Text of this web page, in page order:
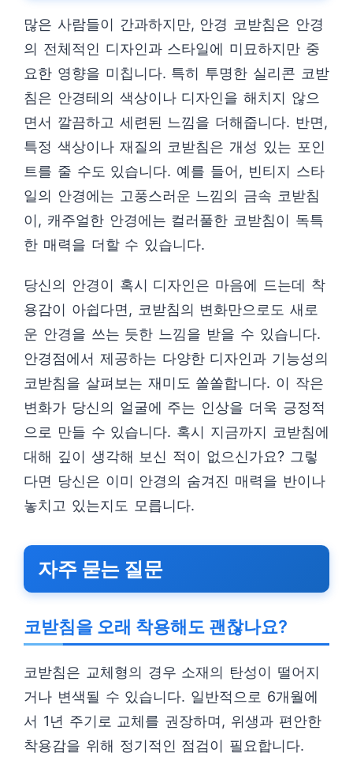
많은 사람들이 간과하지만, 안경 코받침은 안경
의 전체적인 디자인과 스타일에 미묘하지만 중
요한 영향을 미칩니다. 특히 투명한 실리콘 코받
침은 안경테의 색상이나 디자인을 해치지 않으
면서 깔끔하고 세련된 느낌을 더해줍니다. 반면,
특정 색상이나 재질의 코받침은 개성 있는 포인
트를 줄 수도 있습니다. 예를 들어, 빈티지 스타
일의 안경에는 고풍스러운 느낌의 금속 코받침
이, 캐주얼한 안경에는 컬러풀한 코받침이 독특
한 매력을 더할 수 있습니다.
당신의 안경이 혹시 디자인은 마음에 드는데 착
용감이 아쉽다면, 코받침의 변화만으로도 새로
운 안경을 쓰는 듯한 느낌을 받을 수 있습니다.
안경점에서 제공하는 다양한 디자인과 기능성의
코받침을 살펴보는 재미도 쏠쏠합니다. 이 작은
변화가 당신의 얼굴에 주는 인상을 더욱 긍정적
으로 만들 수 있습니다. 혹시 지금까지 코받침에
대해 깊이 생각해 보신 적이 없으신가요? 그렇
다면 당신은 이미 안경의 숨겨진 매력을 반이나
놓치고 있는지도 모릅니다.
자주 묻는 질문
코받침을 오래 착용해도 괜찮나요?
코받침은 교체형의 경우 소재의 탄성이 떨어지
거나 변색될 수 있습니다. 일반적으로 6개월에
서 1년 주기로 교체를 권장하며, 위생과 편안한
착용감을 위해 정기적인 점검이 필요합니다.